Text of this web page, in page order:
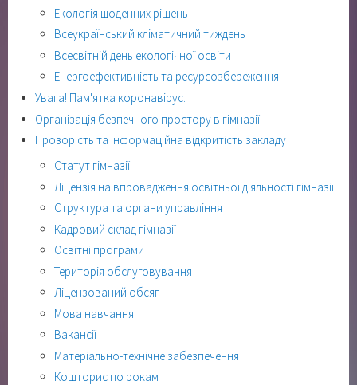
Екологія щоденних рішень
Всеукраїнський кліматичний тиждень
Всесвітній день екологічної освіти
Енергоефективність та ресурсозбереження
Увага! Пам'ятка коронавірус.
Організація безпечного простору в гімназії
Прозорість та інформаційна відкритість закладу
Статут гімназії
Ліцензія на впровадження освітньої діяльності гімназії
Структура та органи управління
Кадровий склад гімназії
Освітні програми
Територія обслуговування
Ліцензований обсяг
Мова навчання
Вакансії
Матеріально-технічне забезпечення
Кошторис по рокам